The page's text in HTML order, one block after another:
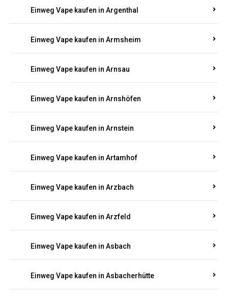
Einweg Vape kaufen in Argenthal
Einweg Vape kaufen in Armsheim
Einweg Vape kaufen in Arnsau
Einweg Vape kaufen in Arnshöfen
Einweg Vape kaufen in Arnstein
Einweg Vape kaufen in Artamhof
Einweg Vape kaufen in Arzbach
Einweg Vape kaufen in Arzfeld
Einweg Vape kaufen in Asbach
Einweg Vape kaufen in Asbacherhütte